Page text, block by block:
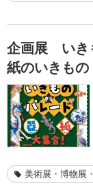
企画展 いき
紙のいきも
美術展・博物展